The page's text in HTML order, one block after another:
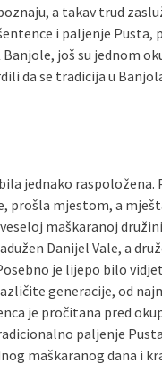
a takav trud
i paljenje Pusta,
Banjole, još su jednom
da se tradicija u
jednako raspoložena.
prošla mjestom, a
maškaranoj
Danijel Vale, a
je lijepo bilo
generacije, od
je pročitana pred
paljenje
maškaranog dana i